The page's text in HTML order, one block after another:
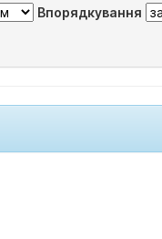
Впорядкування